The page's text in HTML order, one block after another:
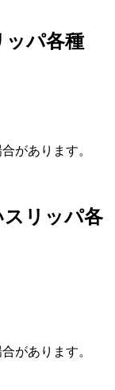
ッパ各種
があります。
リッパ各
があります。